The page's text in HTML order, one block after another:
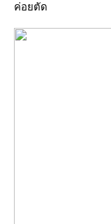
ค่อยตัด